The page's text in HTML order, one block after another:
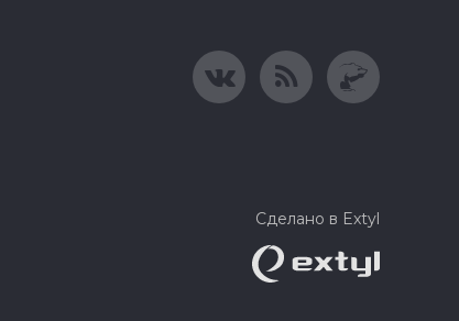
Сделано в Extyl